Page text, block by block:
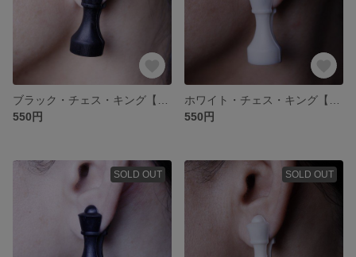
550円
550円
SOLD OUT SOLD OUT